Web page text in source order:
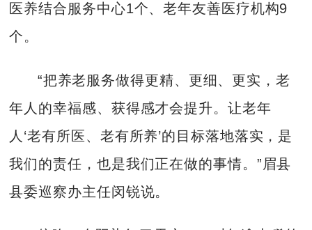
医养结合服务中心1个、老年友善医疗机构9
个。
“把养老服务做得更精、更细、更实，老
年人的幸福感、获得感才会提升。让老年
人‘老有所医、老有所养’的目标落地落实，是
我们的责任，也是我们正在做的事情。”眉县
县委巡察办主任闵锐说。